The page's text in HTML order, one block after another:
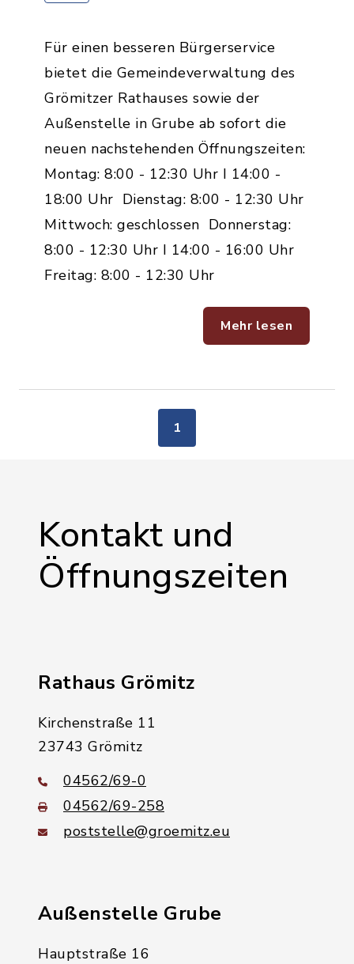
Für einen besseren Bürgerservice
bietet die Gemeindeverwaltung des
Grömitzer Rathauses sowie der
Außenstelle in Grube ab sofort die
neuen nachstehenden Öffnungszeiten:
Montag: 8:00 - 12:30 Uhr I 14:00 -
18:00 Uhr Dienstag: 8:00 - 12:30 Uhr
Mittwoch: geschlossen Donnerstag:
8:00 - 12:30 Uhr I 14:00 - 16:00 Uhr
Freitag: 8:00 - 12:30 Uhr
Mehr lesen
1
Kontakt und
Öffnungszeiten
Rathaus Grömitz
Kirchenstraße 11
23743 Grömitz
04562/69-0
04562/69-258
poststelle@groemitz.eu
Außenstelle Grube
Hauptstraße 16